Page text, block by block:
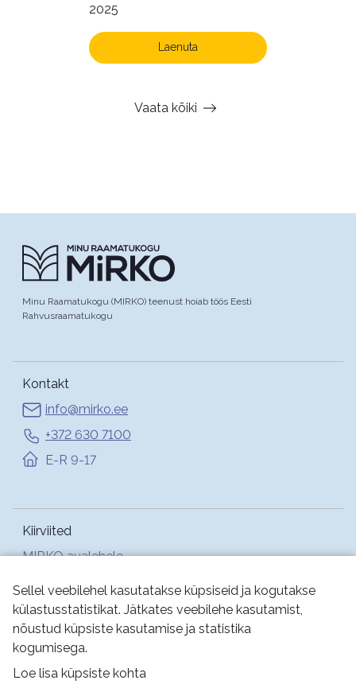
Sellel veebilehel kasutatakse küpsiseid ja kogutakse
külastusstatistikat. Jätkates veebilehe kasutamist,
nõustud küpsiste kasutamise ja statistika
kogumisega.
Loe lisa küpsiste kohta
2025
Laenuta
Vaata kõiki
Minu Raamatukogu (MIRKO) teenust hoiab töös Eesti
Rahvusraamatukogu
Kontakt
info@mirko.ee
+372 630 7100
E-R 9-17
Kiirviited
MIRKO avalehele
Abi
Jälgi meid:
Kasutustingimused Küpsised